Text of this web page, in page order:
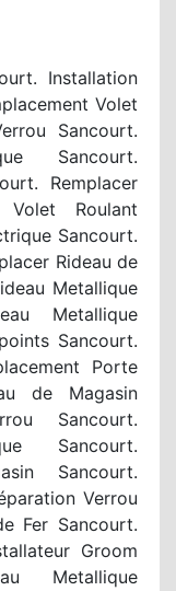
Installation
Volet
Sancourt.
Sancourt.
Remplacer
Volet Roulant
Sancourt.
Rideau de
Metallique
Metallique
Sancourt.
Porte
de Magasin
Sancourt.
Sancourt.
Sancourt.
Verrou
Fer Sancourt.
Groom
Metallique